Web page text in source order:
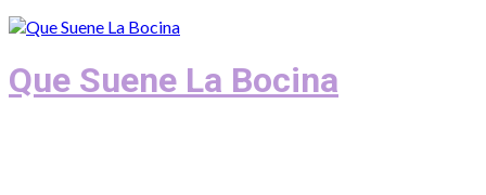
Que Suene La Bocina